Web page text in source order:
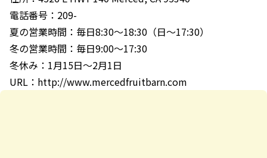
電話番号：209-
夏の営業時間：毎日8:30〜18:30（日〜17:30）
冬の営業時間：毎日9:00〜17:30
冬休み：1月15日〜2月1日
URL：http://www.mercedfruitbarn.com